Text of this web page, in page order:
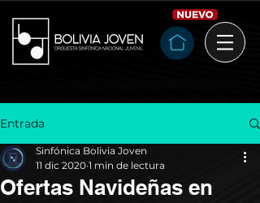
Entrada
Ofertas Navideñas en
Sinfónica Bolivia Joven
11 dic 2020 1 min de lectura